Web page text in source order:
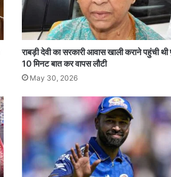
राबड़ी देवी का सरकारी आवास खाली कराने पहुंची
10 मिनट बात कर वापस लौटी
May 30, 2026